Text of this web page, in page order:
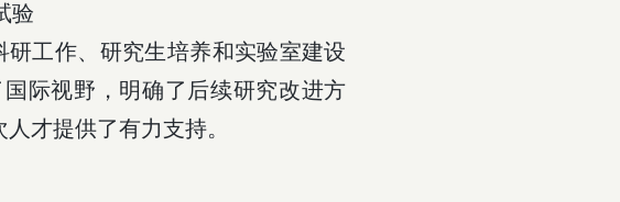
验
工作、研究生培养和实验室建设
际视野，明确了后续研究改进方
才提供了有力支持。